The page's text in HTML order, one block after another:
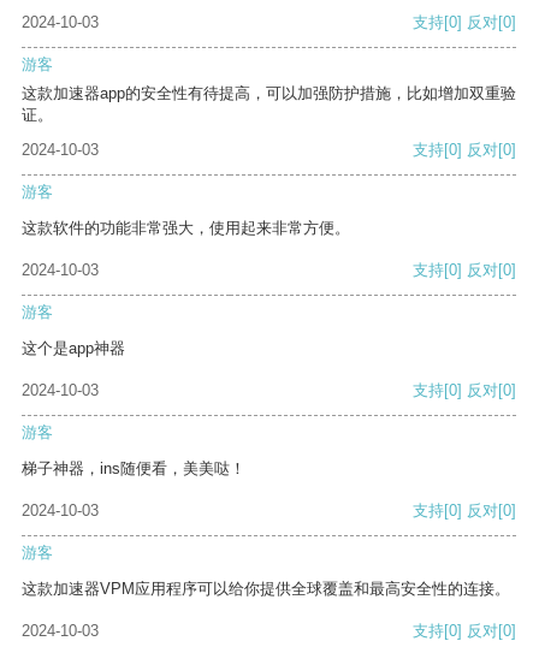
2024-10-03
支持[0] 反对[0]
游客
这款加速器app的安全性有待提高，可以加强防护措施，比如增加双重验
证。
2024-10-03
支持[0] 反对[0]
游客
这款软件的功能非常强大，使用起来非常方便。
2024-10-03 支持[0] 反对[0]
游客
这个是app神器
2024-10-03 支持[0] 反对[0]
游客
梯子神器，ins随便看，美美哒！
2024-10-03 支持[0] 反对[0]
游客
这款加速器VPM应用程序可以给你提供全球覆盖和最高安全性的连接。
2024-10-03 支持[0] 反对[0]